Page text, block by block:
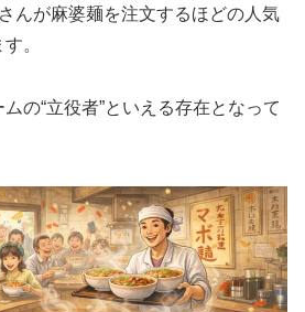
んが麻婆麺を注文するほどの人気
。
の“立役者”といえる存在となって